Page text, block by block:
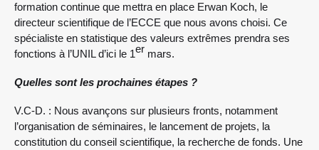
formation continue que mettra en place Erwan Koch, le
directeur scientifique de l’ECCE que nous avons choisi. Ce
spécialiste en statistique des valeurs extrêmes prendra ses
fonctions à l’UNIL d’ici le 1er mars.
Quelles sont les prochaines étapes ?
V.C-D. : Nous avançons sur plusieurs fronts, notamment
l’organisation de séminaires, le lancement de projets, la
constitution du conseil scientifique, la recherche de fonds. Une